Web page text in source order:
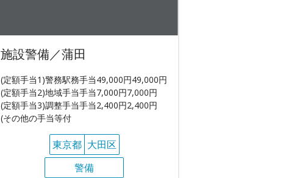
施設警備／蒲田
(定額手当1)警務駅務手当49,000円49,000円
(定額手当2)地域手当手当7,000円7,000円
(定額手当3)調整手当手当2,400円2,400円
(その他の手当等付
東京都 大田区
警備